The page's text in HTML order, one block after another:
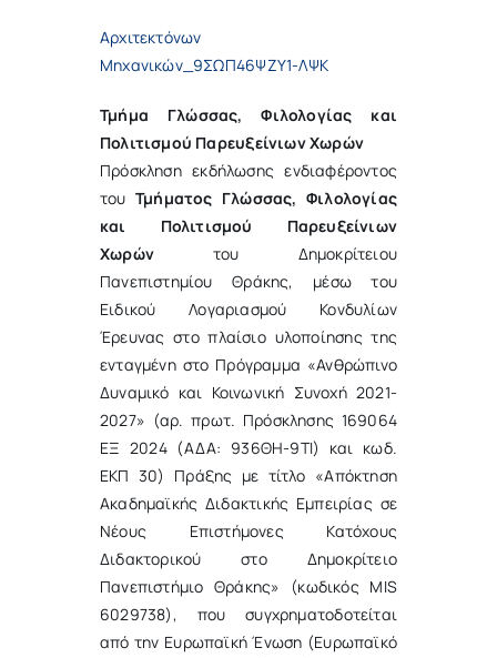
Αρχιτεκτόνων
Μηχανικών_9ΣΩΠ46ΨΖΥ1-ΛΨΚ
Τμήμα Γλώσσας, Φιλολογίας και
Πολιτισμού Παρευξείνιων Χωρών
Πρόσκληση εκδήλωσης ενδιαφέροντος
του Τμήματος Γλώσσας, Φιλολογίας
και Πολιτισμού Παρευξείνιων
Χωρών του Δημοκρίτειου
Πανεπιστημίου Θράκης, μέσω του
Ειδικού Λογαριασμού Κονδυλίων
Έρευνας στο πλαίσιο υλοποίησης της
ενταγμένη στο Πρόγραμμα «Ανθρώπινο
Δυναμικό και Κοινωνική Συνοχή 2021-
2027» (αρ. πρωτ. Πρόσκλησης 169064
ΕΞ 2024 (ΑΔΑ: 936ΘΗ-9ΤΙ) και κωδ.
ΕΚΠ 30) Πράξης με τίτλο «Απόκτηση
Ακαδημαϊκής Διδακτικής Εμπειρίας σε
Νέους Επιστήμονες Κατόχους
Διδακτορικού στο Δημοκρίτειο
Πανεπιστήμιο Θράκης» (κωδικός MIS
6029738), που συγχρηματοδοτείται
από την Ευρωπαϊκή Ένωση (Ευρωπαϊκό